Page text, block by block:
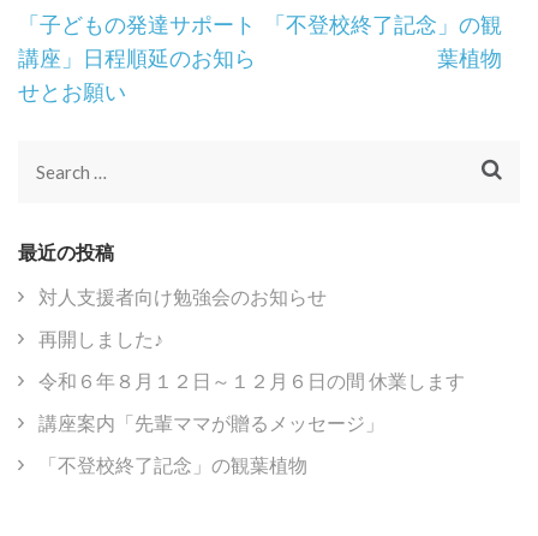
Post
Navigation
「子どもの発達サポート
講座」日程順延のお知ら
せとお願い
「不登校終了記念」の観
葉植物
Search
最近の投稿
対人支援者向け勉強会のお知らせ
再開しました♪
令和６年８月１２日～１２月６日の間 休業します
講座案内「先輩ママが贈るメッセージ」
「不登校終了記念」の観葉植物